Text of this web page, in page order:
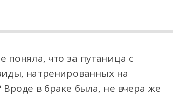
поняла, что за путаница с
натренированных на
в браке была, не вчера же